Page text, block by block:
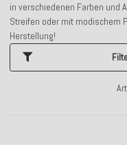
in verschiedenen Farben und
Streifen oder mit modischem
Herstellung!